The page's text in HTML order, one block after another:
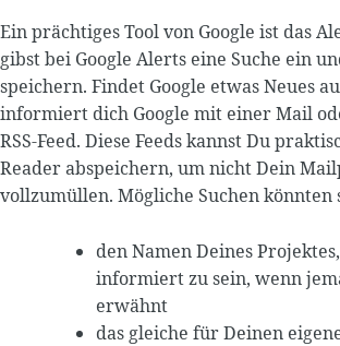
Ein prächtiges Tool von Google ist das
gibst bei Google Alerts eine Suche ein
speichern. Findet Google etwas Neues
informiert dich Google mit einer Mail
RSS-Feed. Diese Feeds kannst Du
Reader abspeichern, um nicht Dein
vollzumüllen. Mögliche Suchen könnten
den Namen Deines
informiert zu sein, wenn
erwähnt
das gleiche für Deinen